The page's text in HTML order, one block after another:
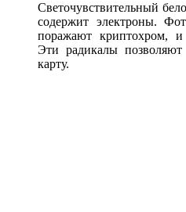
Светочувствительный
содержит электроны.
поражают криптохром,
Эти радикалы
карту.